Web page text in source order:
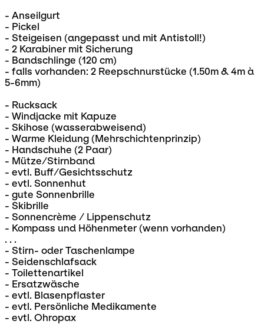
- Anseilgurt
- Pickel
- Steigeisen (angepasst und mit Antistoll!)
- 2 Karabiner mit Sicherung
- Bandschlinge (120 cm)
- falls vorhanden: 2 Reepschnurstücke (1.50m & 4m à
5-6mm)
- Rucksack
- Windjacke mit Kapuze
- Skihose (wasserabweisend)
- Warme Kleidung (Mehrschichtenprinzip)
- Handschuhe (2 Paar)
- Mütze/Stirnband
- evtl. Buff/Gesichtsschutz
- evtl. Sonnenhut
- gute Sonnenbrille
- Skibrille
- Sonnencrème / Lippenschutz
- Kompass und Höhenmeter (wenn vorhanden)
. . .
- Stirn- oder Taschenlampe
- Seidenschlafsack
- Toilettenartikel
- Ersatzwäsche
- evtl. Blasenpflaster
- evtl. Persönliche Medikamente
- evtl. Ohropax